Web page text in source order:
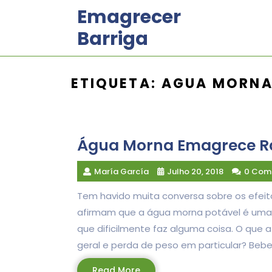
Emagrecer
Barriga
ETIQUETA: AGUA
Água Morna Emagrece
María García Julho 20, 2018 0
Tem havido muita conversa sobre os
afirmam que a água morna potável é
que dificilmente faz alguma coisa. O que
geral e perda de peso em particular?
Read